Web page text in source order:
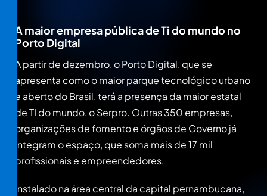
A maior empresa pública de Ti do mundo no
Porto Digital
A partir de dezembro, o Porto Digital, que se
apresenta como o maior parque tecnológico urbano
e aberto do Brasil, terá a presença da maior estatal
de TI do mundo, o Serpro. Outras 350 empresas,
organizações de fomento e órgãos de Governo já
integram o espaço, que soma mais de 17 mil
profissionais e empreendedores.
Instalado na área central da capital pernambucana,